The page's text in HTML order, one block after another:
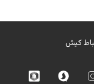
کیش
اینستاگرامسروش